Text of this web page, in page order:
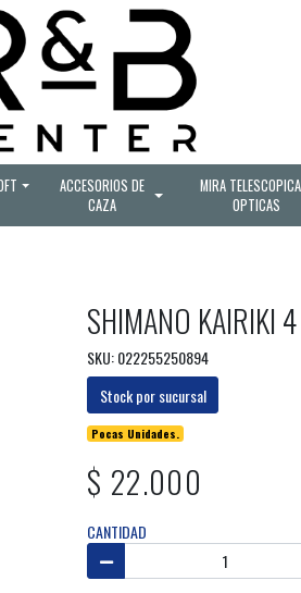
ACCESORIOS DE
CAZA
MIRA
OPTICAS
SHIMANO KAIRIKI
SKU: 022255250894
Stock por sucursal
Pocas Unidades.
$ 22.000
CANTIDAD